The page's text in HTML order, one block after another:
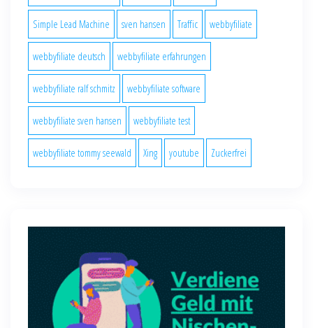
Simple Lead Machine sven hansen Traffic webbyfiliate
webbyfiliate deutsch webbyfiliate erfahrungen
webbyfiliate ralf schmitz webbyfiliate software
webbyfiliate sven hansen webbyfiliate test
webbyfiliate tommy seewald Xing youtube Zuckerfrei